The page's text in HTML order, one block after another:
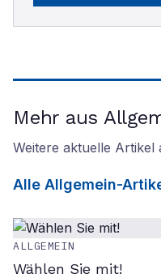
Mehr aus
Weitere aktuelle Artikel
Alle Allgemein-
ALLGEMEIN
Wählen Sie mit!